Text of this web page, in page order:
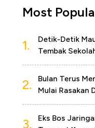
Most
1.
Detik-Detik
Tembak
2.
Bulan Terus
Mulai Rasakan
3.
Eks Bos